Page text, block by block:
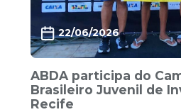
22/06/2026
ABDA participa do
Brasileiro Juvenil de
Recife